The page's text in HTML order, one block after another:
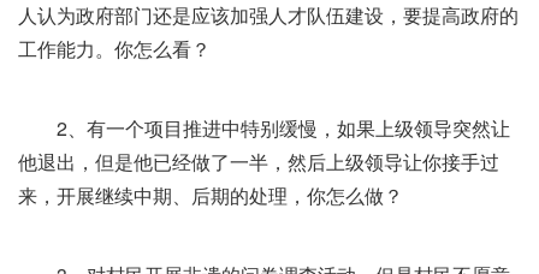
人认为政府部门还是应该加强人才队伍建设，要提高政府的
工作能力。你怎么看？
2、有一个项目推进中特别缓慢，如果上级领导突然让
他退出，但是他已经做了一半，然后上级领导让你接手过
来，开展继续中期、后期的处理，你怎么做？